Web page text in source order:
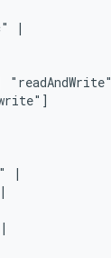
"readAndWrite"